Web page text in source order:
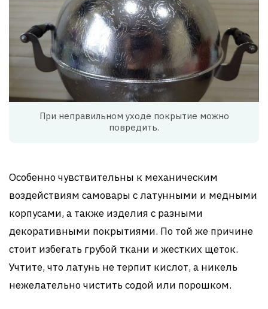
При неправильном уходе покрытие можно
повредить.
Особенно чувствительны к механическим
воздействиям самовары с латунными и медными
корпусами, а также изделия с разными
декоративными покрытиями. По той же причине
стоит избегать грубой ткани и жестких щеток.
Учтите, что латунь не терпит кислот, а никель
нежелательно чистить содой или порошком.